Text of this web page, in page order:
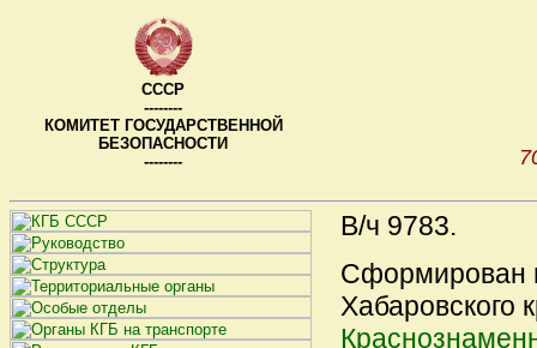
СССР
--------
КОМИТЕТ ГОСУДАРСТВЕННОЙ
БЕЗОПАСНОСТИ
--------
В/ч 9783.
Сформирован
Хабаровского